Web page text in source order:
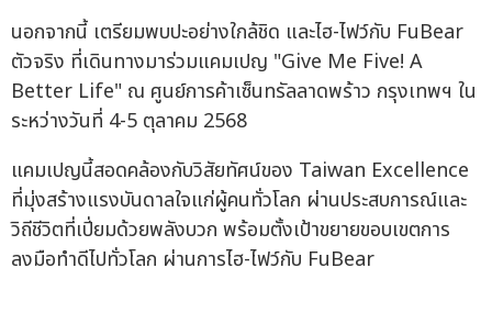
นอกจากนี้ เตรียมพบปะอย่างใกล้ชิด และไฮ-ไฟว์กับ FuBear
ตัวจริง ที่เดินทางมาร่วมแคมเปญ "Give Me Five! A
Better Life" ณ ศูนย์การค้าเซ็นทรัลลาดพร้าว กรุงเทพฯ ใน
ระหว่างวันที่ 4-5 ตุลาคม 2568
แคมเปญนี้สอดคล้องกับวิสัยทัศน์ของ Taiwan Excellence
ที่มุ่งสร้างแรงบันดาลใจแก่ผู้คนทั่วโลก ผ่านประสบการณ์และ
วิถีชีวิตที่เปี่ยมด้วยพลังบวก พร้อมตั้งเป้าขยายขอบเขตการ
ลงมือทำดีไปทั่วโลก ผ่านการไฮ-ไฟว์กับ FuBear